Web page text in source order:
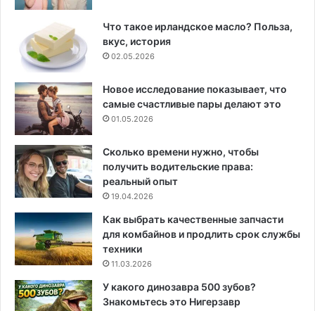
Что такое ирландское масло? Польза,
вкус, история
02.05.2026
Новое исследование показывает, что
самые счастливые пары делают это
01.05.2026
Сколько времени нужно, чтобы
получить водительские права:
реальный опыт
19.04.2026
Как выбрать качественные запчасти
для комбайнов и продлить срок службы
техники
11.03.2026
У какого динозавра 500 зубов?
Знакомьтесь это Нигерзавр